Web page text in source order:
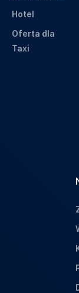
Hotel
Oferta dla
Taxi